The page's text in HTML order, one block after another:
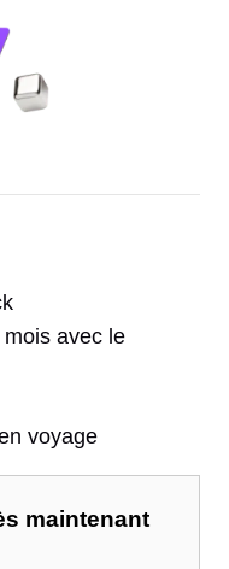
mois avec le
voyage
maintenant